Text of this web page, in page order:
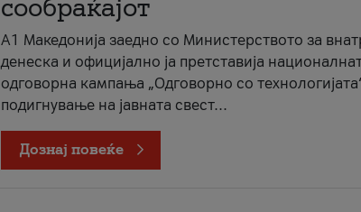
сообраќајот
A1 Македонија заедно со Министерството за
денеска и официјално ја претставија
одговорна кампања „Одговорно со
подигнување на јавната свест...
Дознај повеќе